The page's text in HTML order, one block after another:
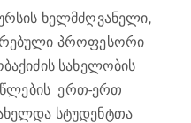
ხელმძღვანელი,
პროფესორი
სახელობის
წლების ერთ-ერთ
სტუდენტთა